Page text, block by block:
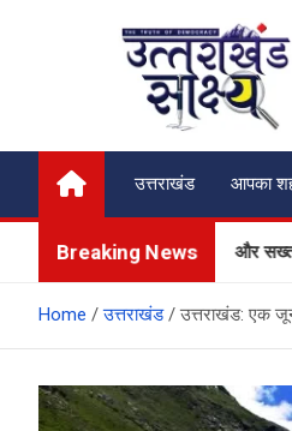
My News Portal
उत्तराखंड
आपका
Breaking News
यातायात व्यवस्था होगी और सख्त,
Home उत्तराखंड उत्तराखंड: एक